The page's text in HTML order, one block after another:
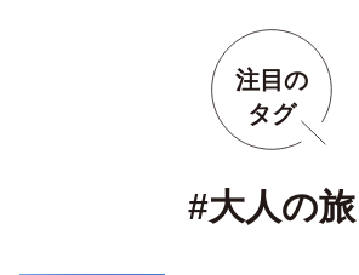
注目の
タグ
#大人の旅